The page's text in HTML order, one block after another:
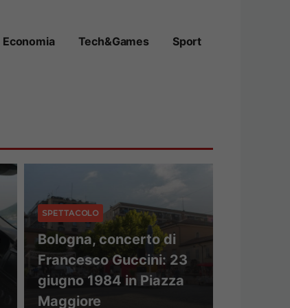
Economia Tech&Games Sport
SPETTACOLO
Bologna, concerto di
Francesco Guccini: 23
giugno 1984 in Piazza
Maggiore